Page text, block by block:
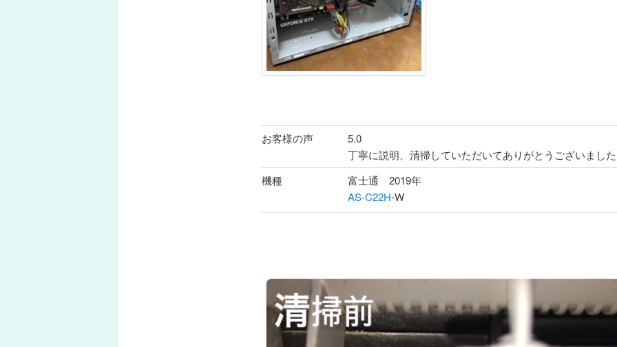
お客様の声
5.0
丁寧に説明、清掃していただいてありがとうございました
機種
富士通 2019年
AS-C22H-W